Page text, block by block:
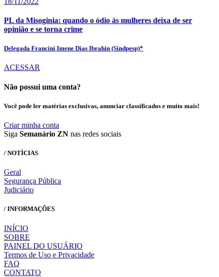
PL da Misoginia: quando o ódio às mulheres deixa de ser
opinião e se torna crime
Delegada Francini Imene Dias Ibrahin (Sindpesp)*
ACESSAR
Não possui uma conta?
Você pode ler matérias exclusivas, anunciar classificados e muito mais!
Criar minha conta
Siga Semanário ZN nas redes sociais
/ NOTÍCIAS
Geral
Segurança Pública
Judiciário
/ INFORMAÇÕES
INÍCIO
SOBRE
PAINEL DO USUÁRIO
Termos de Uso e Privacidade
FAQ
CONTATO